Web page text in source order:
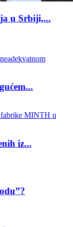
u Srbiji,...
iz...